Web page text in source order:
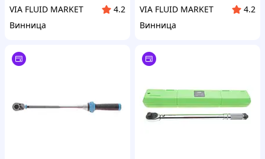
VIA FLUID MARKET
4.2
Винница
VIA FLUID MARKET
4.2
Винница